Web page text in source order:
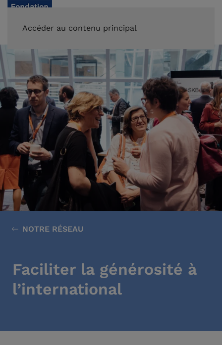
Accéder au contenu principal
NOTRE RÉSEAU
Faciliter la générosité à
l’international